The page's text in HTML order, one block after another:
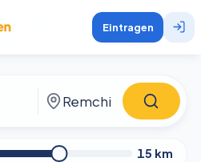
Eintragen
15 km